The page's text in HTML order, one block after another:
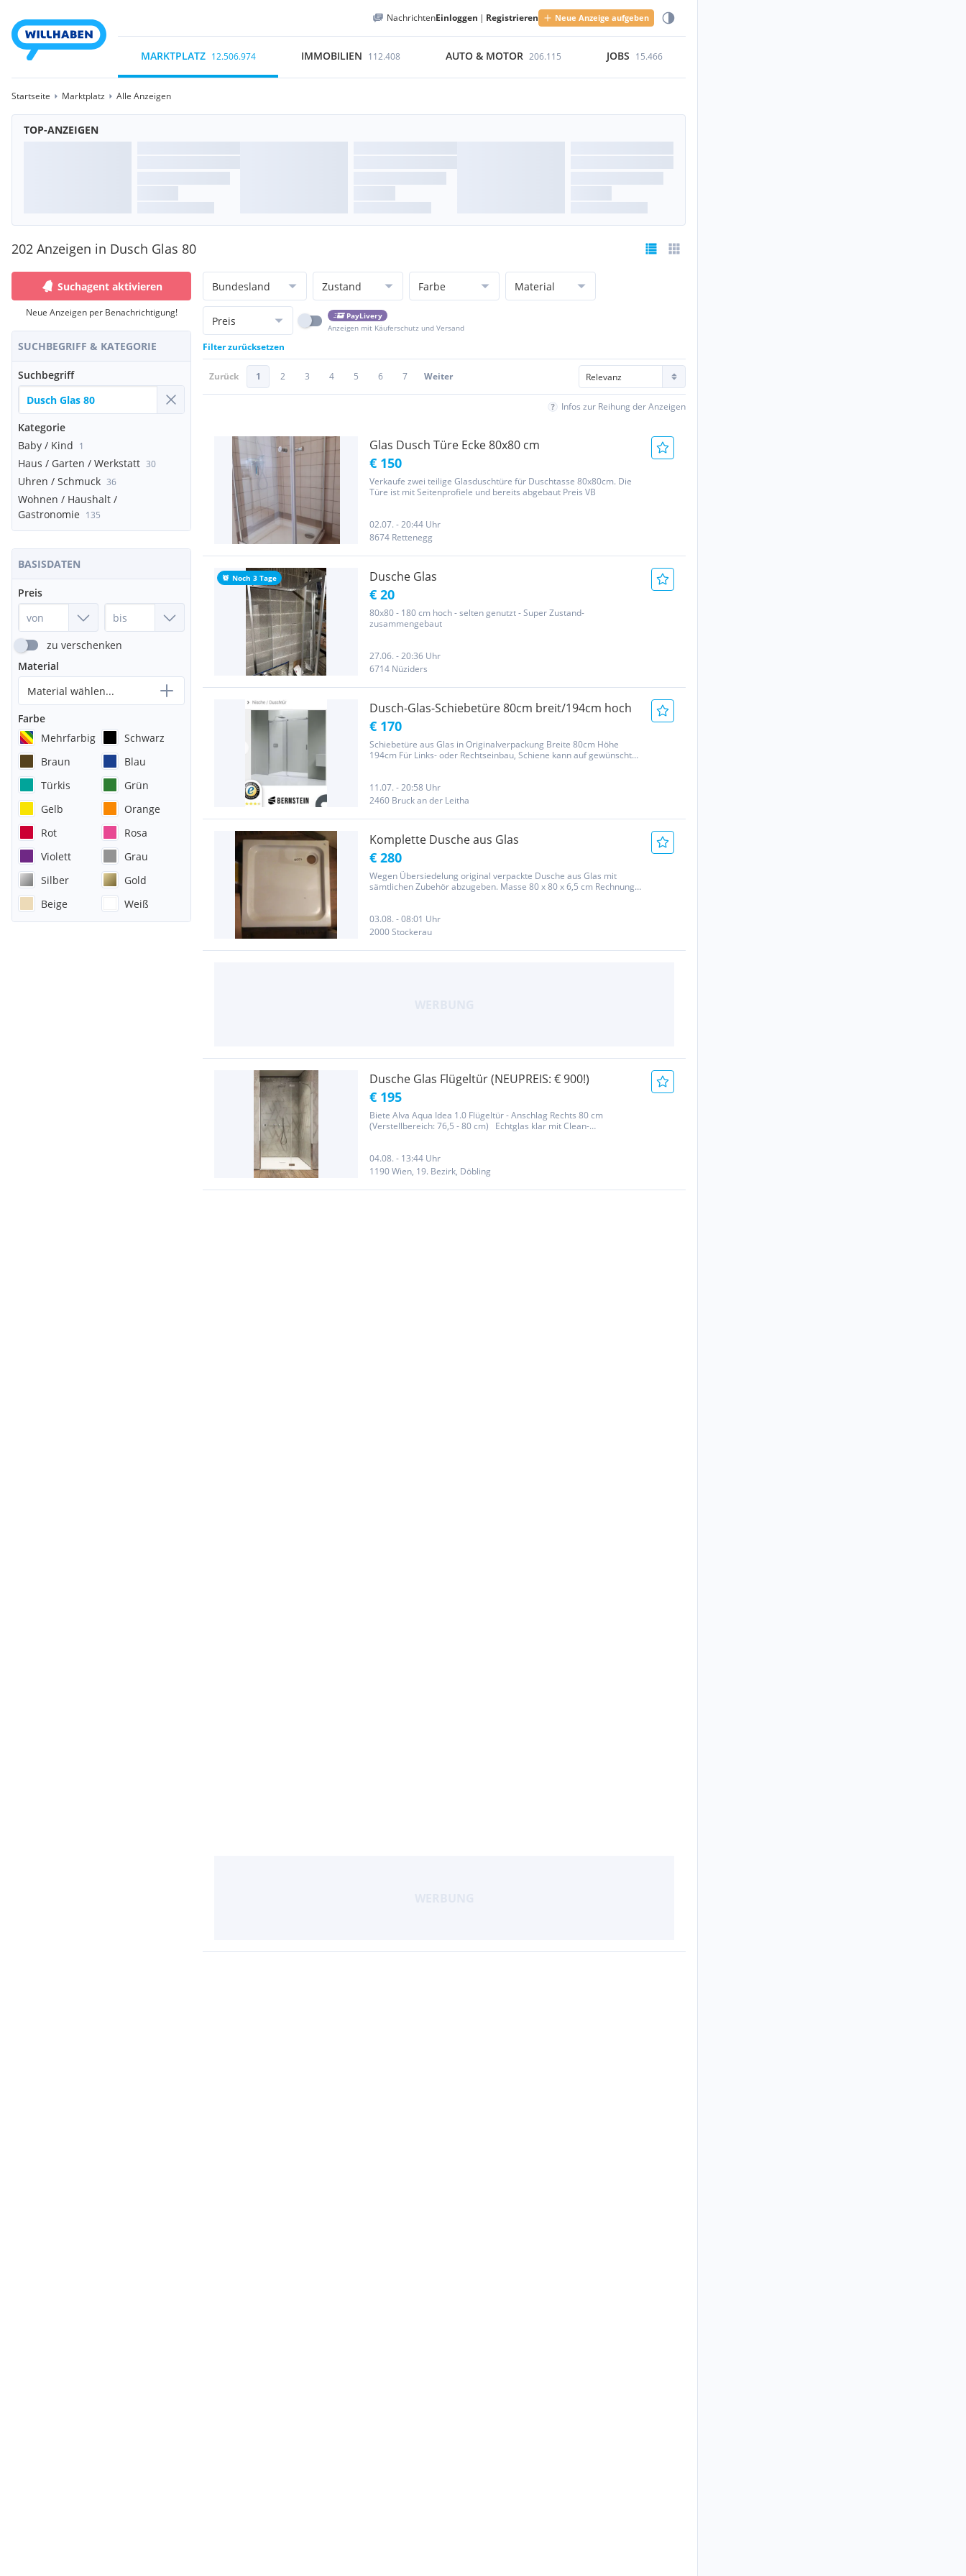
NachrichtenEinloggen | Registrieren Neue Anzeige aufgeben
MARKTPLATZ 12.506.974 IMMOBILIEN 112.408 AUTO & MOTOR 206.115 JOBS 15.466
Startseite Marktplatz Alle Anzeigen
TOP-ANZEIGEN
202 Anzeigen in Dusch Glas 80
Suchagent aktivieren
Neue Anzeigen per Benachrichtigung!
SUCHBEGRIFF & KATEGORIE
Suchbegriff
Kategorie
Baby / Kind 1
Haus / Garten / Werkstatt 30
Uhren / Schmuck 36
Wohnen / Haushalt /
Gastronomie 135
BASISDATEN
Preis
zu verschenken
Material
Material wählen...
Farbe
Mehrfarbig
Schwarz
Braun
Blau
Türkis
Grün
Gelb
Orange
Rot
Rosa
Violett
Grau
Silber
Gold
Beige
Weiß
Bundesland Zustand Farbe Material
Preis
PayLivery
Anzeigen mit Käuferschutz und Versand
Filter zurücksetzen
Zurück 1 2 3 4 5 6 7 Weiter
Infos zur Reihung der Anzeigen
Glas Dusch Türe Ecke 80x80 cm
€ 150
Verkaufe zwei teilige Glasduschtüre für Duschtasse 80x80cm. Die
Türe ist mit Seitenprofiele und bereits abgebaut Preis VB
02.07. - 20:44 Uhr
8674 Rettenegg
Noch 3 Tage Dusche Glas
€ 20
80x80 - 180 cm hoch - selten genutzt - Super Zustand-
zusammengebaut
27.06. - 20:36 Uhr
6714 Nüziders
Dusch-Glas-Schiebetüre 80cm breit/194cm hoch
€ 170
Schiebetüre aus Glas in Originalverpackung Breite 80cm Höhe
194cm Für Links- oder Rechtseinbau, Schiene kann auf gewünschte
Silberfarbene Schiene...
11.07. - 20:58 Uhr
2460 Bruck an der Leitha
Komplette Dusche aus Glas
€ 280
Wegen Übersiedelung original verpackte Dusche aus Glas mit
sämtlichen Zubehör abzugeben. Masse 80 x 80 x 6,5 cm Rechnung
03.08. - 08:01 Uhr
2000 Stockerau
Dusche Glas Flügeltür (NEUPREIS: € 900!)
€ 195
Biete Alva Aqua Idea 1.0 Flügeltür - Anschlag Rechts 80 cm
(Verstellbereich: 76,5 - 80 cm) Echtglas klar mit Clean-
Optional...
04.08. - 13:44 Uhr
1190 Wien, 19. Bezirk, Döbling